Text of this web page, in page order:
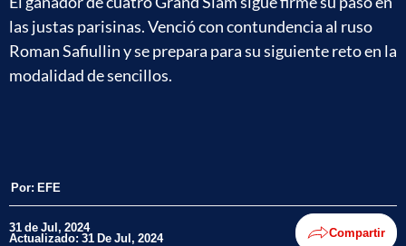
las justas parisinas. Venció con contundencia al ruso
Roman Safiullin y se prepara para su siguiente reto en la
modalidad de sencillos.
Por: EFE
31 de Jul, 2024
Actualizado: 31 De Jul, 2024 Compartir